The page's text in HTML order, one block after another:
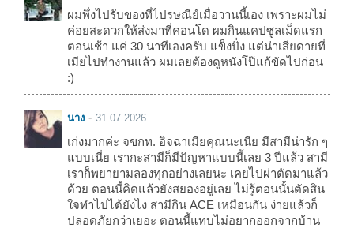
ผมพึ่งไปรับของที่ไปรษณีย์เมื่อวานนี้เอง เพราะผมไม่
ค่อยสะดวกให้ส่งมาที่คอนโด ผมกินแคปซูลเม็ดแรก
ตอนเช้า แค่ 30 นาทีเองครับ แข็งปั๋ง แต่น่าเสียดายที่
เมียไปทำงานแล้ว ผมเลยต้องดูหนังโป๊แก้ขัดไปก่อน
:)
นาง 31.07.2026
เก่งมากค่ะ จขกท. อิจฉาเมียคุณนะเนีย มีสามีน่ารัก ๆ
แบบเนี่ย เรากะสามีก็มีปัญหาแบบนี้เลย 3 ปีแล้ว สามี
เราก็พยายามลองทุกอย่างเลยนะ เคยไปผ่าตัดมาแล้ว
ด้วย ตอนนี้คิดแล้วยังสยองอยู่เลย ไม่รู้ตอนนั้นตัดสิน
ใจทำไปได้ยังไง สามีกิน ACE เหมือนกัน ง่ายแล้วก็
ปลอดภัยกว่าเยอะ ตอนนี้แทบไม่อยากออกจากบ้าน